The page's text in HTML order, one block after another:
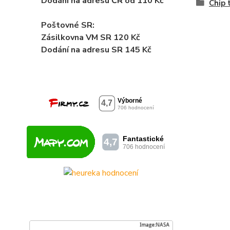
Poštovné SR:
Zásilkovna VM SR 120 Kč
Dodánína adresu SR 145 Kč
Chip